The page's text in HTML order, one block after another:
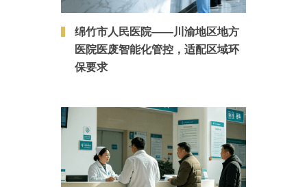
绵竹市人民医院——川渝地区地方
医院医废智能化管控，适配区域环
保要求